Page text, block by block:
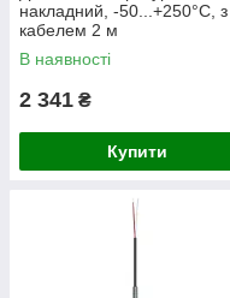
накладний, -50...+250°С, з
кабелем 2 м
В наявності
2 341 ₴
Купити